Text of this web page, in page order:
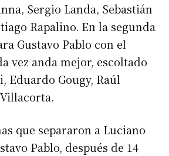
Sergio Landa, Sebastián
Rapalino. En la segunda
Gustavo Pablo con el
vez anda mejor, escoltado
Eduardo Gougy, Raúl
que separaron a Luciano
Pablo, después de 14